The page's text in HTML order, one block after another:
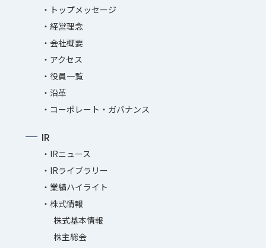
トップメッセージ
経営理念
会社概要
アクセス
役員一覧
沿革
コーポレート・ガバナンス
IR
IRニュース
IRライブラリー
業績ハイライト
株式情報
株式基本情報
株主総会